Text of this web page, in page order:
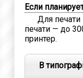
Если
Для
печати — до
принтер.
В